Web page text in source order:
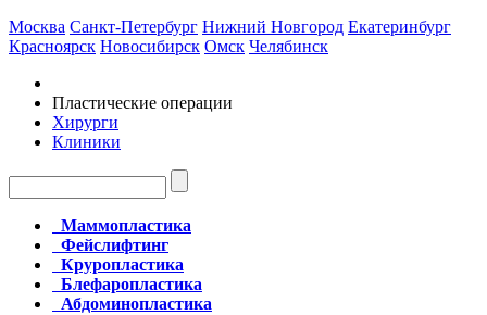
Москва Санкт-Петербург Нижний Новгород Екатеринбург
Красноярск Новосибирск Омск Челябинск
Пластические операции
Хирурги
Клиники
Маммопластика
Фейслифтинг
Круропластика
Блефаропластика
Абдоминопластика